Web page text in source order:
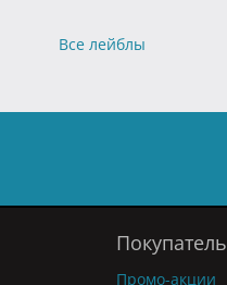
Все лейблы
Промо-акции